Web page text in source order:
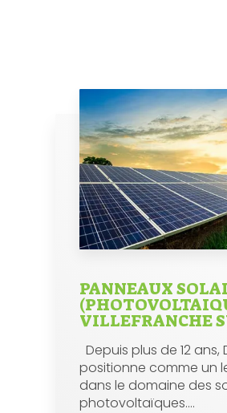
PANNEAUX
VILLEFRANCHE
Depuis plus de 12 ans,
positionne comme un
dans le domaine des
photovoltaïques....